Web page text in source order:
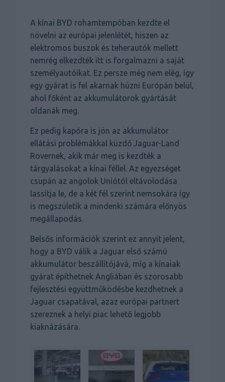
A kínai BYD rohamtempóban kezdte el
növelni az európai jelenlétét, hiszen az
elektromos buszok és teherautók mellett
nemrég elkezdték itt is forgalmazni a saját
személyautóikat. Ez persze még nem elég, így
egy gyárat is fel akarnak húzni Európán belül,
ahol főként az akkumulátorok gyártását
oldanák meg.
Ez pedig kapóra is jön az akkumulátor
ellátási problémákkal küzdő Jaguar-Land
Rovernek, akik már meg is kezdték a
tárgyalásokat a kínai féllel. Az egyezséget
csupán az angolok Uniótól eltávolodása
lassítja le, de a két fél szerint nemsokára így
is megszületik a mindenki számára előnyös
megállapodás.
Belsős információk szerint ez annyit jelent,
hogy a BYD válik a Jaguar első számú
akkumulátor beszállítójává, míg a kínaiak
gyárat építhetnek Angliában és szorosabb
fejlesztési együttműködésbe kezdhetnek a
Jaguar csapatával, azaz európai partnert
szereznek a helyi piac lehető legjobb
kiaknázására.